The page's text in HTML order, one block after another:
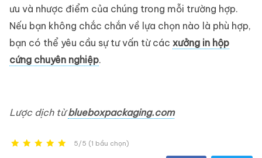
ưu và nhược điểm của chúng trong mỗi trường hợp.
Nếu bạn không chắc chắn về lựa chọn nào là phù hợp,
bạn có thể yêu cầu sự tư vấn từ các xưởng in hộp
cứng chuyên nghiệp.
Lược dịch từblueboxpackaging.com
5/5 (1 bầu chọn)